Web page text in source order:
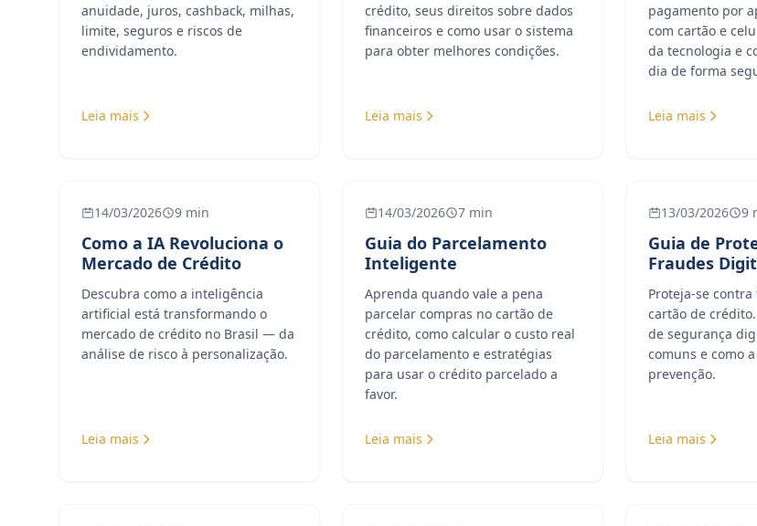
anuidade, juros, cashback, milhas,
limite, seguros e riscos de
endividamento.
Leia mais
crédito, seus direitos sobre dados
financeiros e como usar o sistema
para obter melhores condições.
Leia mais
pagamento por
com cartão e
da tecnologia e
dia de forma
Leia mais
14/03/2026 9 min
Como a IA Revoluciona o
Mercado de Crédito
Descubra como a inteligência
artificial está transformando o
mercado de crédito no Brasil — da
análise de risco à personalização.
Leia mais
14/03/2026 7 min
Guia do Parcelamento
Inteligente
Aprenda quando vale a pena
parcelar compras no cartão de
crédito, como calcular o custo real
do parcelamento e estratégias
para usar o crédito parcelado a
favor.
Leia mais
13/03/2026 9
Guia de
Fraudes
Proteja-se
cartão de
de segurança
comuns e como
prevenção.
Leia mais